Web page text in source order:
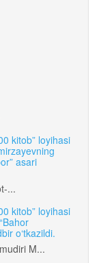
kitob” loyihasi
asari
...
kitob” loyihasi
o‘tkazildi.
M...